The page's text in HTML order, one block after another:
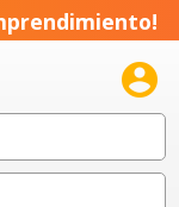
